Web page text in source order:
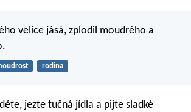
velice jásá, zplodil moudrého a
rodina
jezte tučná jídla a pijte sladké